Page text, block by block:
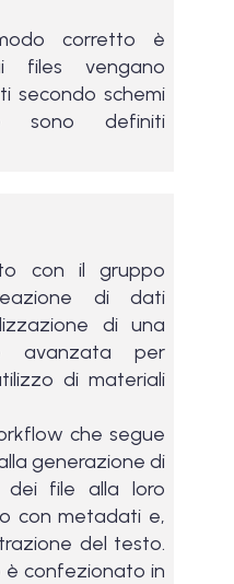
corretto è
files vengano
secondo schemi
sono definiti
con il gruppo
di dati
di una
avanzata per
di materiali
che segue
generazione di
dei file alla loro
con metadati e,
del testo.
è confezionato in